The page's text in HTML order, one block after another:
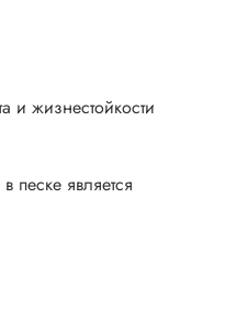
и жизнестойкости
является